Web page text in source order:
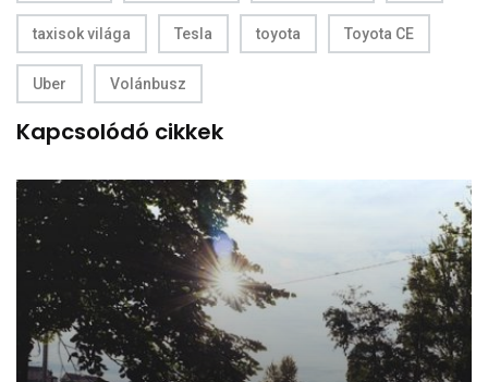
taxisok világa Tesla toyota Toyota CE
Uber Volánbusz
Kapcsolódó cikkek